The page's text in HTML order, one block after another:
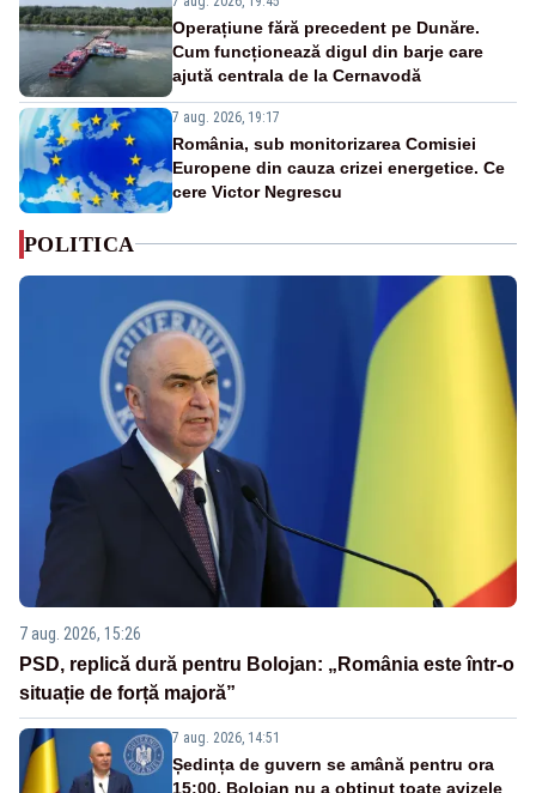
Operațiune fără precedent pe Dunăre.
Cum funcționează digul din barje care
ajută centrala de la Cernavodă
7 aug. 2026, 19:17
România, sub monitorizarea Comisiei
Europene din cauza crizei energetice. Ce
cere Victor Negrescu
POLITICA
7 aug. 2026, 15:26
PSD, replică dură pentru Bolojan: „România este într-o
situație de forță majoră”
7 aug. 2026, 14:51
Ședința de guvern se amână pentru ora
15:00. Bolojan nu a obținut toate avizele